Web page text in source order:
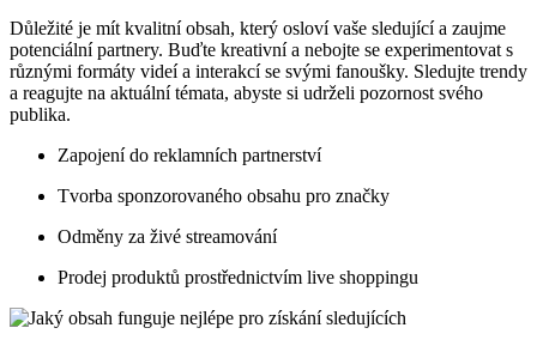
Důležité je mít kvalitní obsah, který osloví vaše sledující a zaujme
potenciální partnery. Buďte kreativní a nebojte se experimentovat s
různými formáty videí a interakcí se svými fanoušky. Sledujte trendy
a reagujte na aktuální témata, abyste si udrželi pozornost svého
publika.
Zapojení do reklamních partnerství
Tvorba sponzorovaného obsahu pro značky
Odměny za živé streamování
Prodej produktů prostřednictvím live shoppingu